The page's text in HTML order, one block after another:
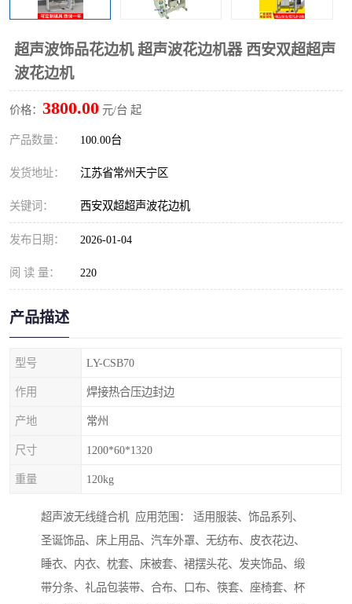
超声波饰品花边机 超声波花边机器 西安双超超声
波花边机
价格： 3800.00 元/台 起
产品数量： 100.00台
发货地址： 江苏省常州天宁区
关键词： 西安双超超声波花边机
发布日期： 2026-01-04
阅 读 量： 220
产品描述
型号 LY-CSB70
作用 焊接热合压边封边
产地 常州
尺寸 1200*60*1320
重量 120kg
超声波无线缝合机 应用范围： 适用服装、饰品系列、
圣诞饰品、床上用品、汽车外罩、无纺布、皮衣花边、
睡衣、内衣、枕套、床被套、裙摆头花、发夹饰品、缎
带分条、礼品包装带、合布、口布、筷套、座椅套、杯